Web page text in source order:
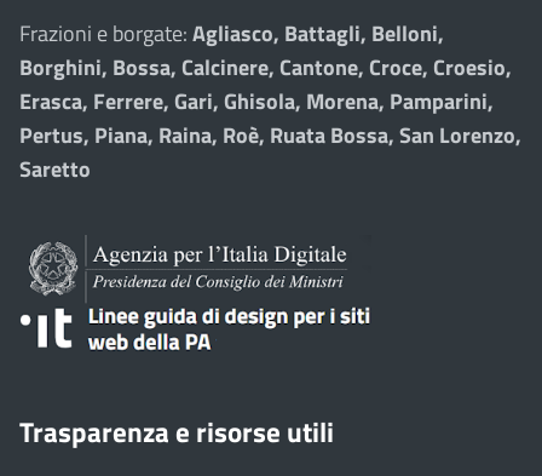
Frazioni e borgate:Agliasco, Battagli, Belloni,
Borghini, Bossa, Calcinere, Cantone, Croce, Croesio,
Erasca, Ferrere, Gari, Ghisola, Morena, Pamparini,
Pertus, Piana, Raina, Roè, Ruata Bossa, San Lorenzo,
Saretto
Trasparenza e risorse utili